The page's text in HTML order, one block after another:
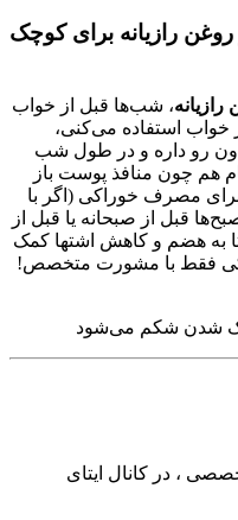
روغن رازیانه برای کوچک
رازیانه، شب‌ها قبل از خواب
خواب استفاده می‌کنی،
رو داره و در طول شب
هم چون منافذ پوست باز
مصرف خوراکی (اگر با
قبل از صبحانه یا قبل از
به هضم و کاهش اشتها کمک
فقط با مشورت متخصص!
شدن شکم می‌شود
، در کانال ایتای